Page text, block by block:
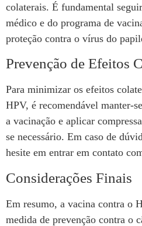
colaterais. É fundamental
médico e do programa de
proteção contra o vírus do
Prevenção de Efeitos
Para minimizar os efeitos
HPV, é recomendável manter-
a vacinação e aplicar
se necessário. Em caso de
hesite em entrar em contato
Considerações Finais
Em resumo, a vacina contra o
medida de prevenção contra o